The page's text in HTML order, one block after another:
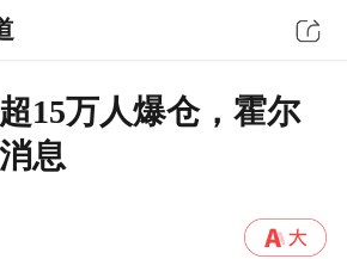
15万人爆仓，霍尔
息